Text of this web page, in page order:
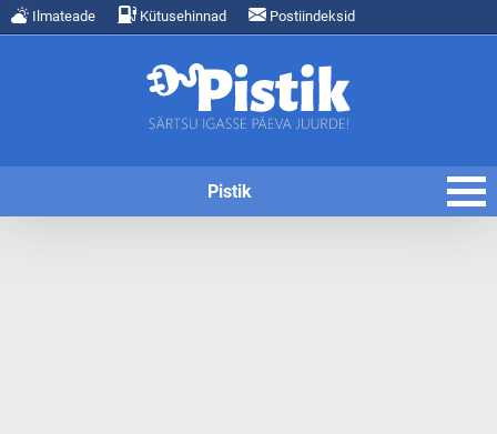
Ilmateade Kütusehinnad Postiindeksid
Pistik